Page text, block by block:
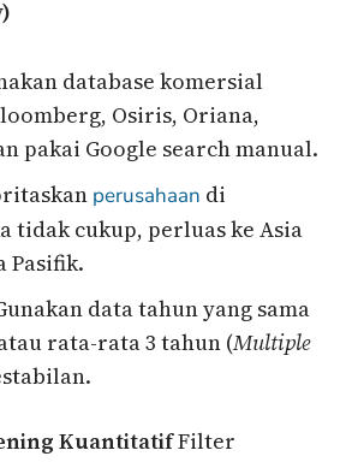
database komersial
Osiris, Oriana,
pakai Google search manual.
perusahaan di
tidak cukup, perluas ke Asia
Pasifik.
data tahun yang sama
rata-rata 3 tahun (Multiple
KuantitatifFilter